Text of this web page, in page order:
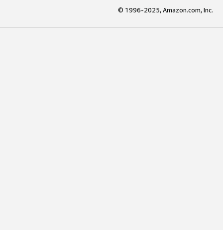
© 1996-2025, Amazon.com, Inc.